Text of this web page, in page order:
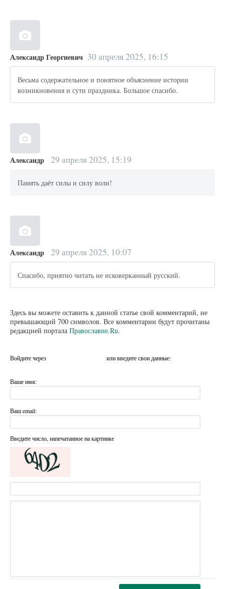
Александр Георгиевич 30 апреля 2025, 16:15
Весьма содержательное и понятное объяснение истории
возникновения и сути праздника. Большое спасибо.
Александр 29 апреля 2025, 15:19
Память даёт силы и силу воли!
Александр 29 апреля 2025, 10:07
Спасибо, приятно читать не исковерканный русский.
Здесь вы можете оставить к данной статье свой комментарий, не
превышающий 700 символов. Все комментарии будут прочитаны
редакцией портала Православие.Ru.
Войдите через или введите свои данные:
Ваше имя:
Ваш email:
Введите число, напечатанное на картинке